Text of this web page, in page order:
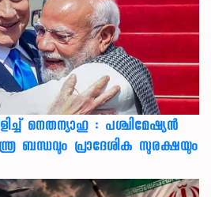
നെതന്യാഹു : പശ്ചിമേഷ്യൻ
ബന്ധവും പ്രാദേശിക സുരക്ഷയും